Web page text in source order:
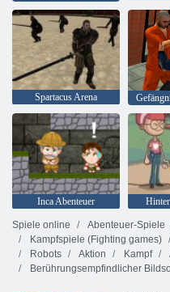
Spartacus Arena
Inca Abenteuer
Spiele online
Abenteuer-Spiele
Kampfspiele (Fighting games)
Robots
Aktion Kampf
Berührungsempfindlicher